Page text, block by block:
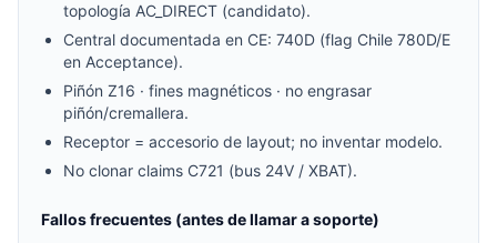
topología AC_DIRECT (candidato).
Central documentada en CE: 740D (flag Chile 780D/E
en Acceptance).
Piñón Z16 · fines magnéticos · no engrasar
piñón/cremallera.
Receptor = accesorio de layout; no inventar modelo.
No clonar claims C721 (bus 24V / XBAT).
Fallos frecuentes (antes de llamar a soporte)